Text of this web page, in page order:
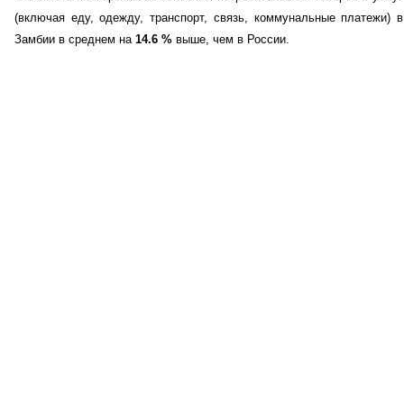
(включая еду, одежду, транспорт, связь, коммунальные платежи) в
Замбии в среднем на 14.6 % выше, чем в России.